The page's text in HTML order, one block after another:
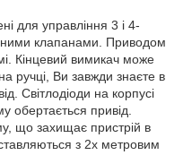
для управління 3 і 4-
клапанами. Приводом
Кінцевий вимикач може
ручці, Ви завжди знаєте в
Світлодіоди на корпусі
обертається привід.
що захищає пристрій в
з 2х метровим